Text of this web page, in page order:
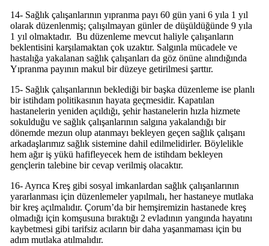
14- Sağlık çalışanlarının yıpranma payı 60 gün yani 6 yıla 1 yıl
olarak düzenlenmiş; çalışılmayan günler de düşüldüğünde 9 yıla
1 yıl olmaktadır. Bu düzenleme mevcut haliyle çalışanların
beklentisini karşılamaktan çok uzaktır. Salgınla mücadele ve
hastalığa yakalanan sağlık çalışanları da göz önüne alındığında
Yıpranma payının makul bir düzeye getirilmesi şarttır.
15- Sağlık çalışanlarının beklediği bir başka düzenleme ise planlı
bir istihdam politikasının hayata geçmesidir. Kapatılan
hastanelerin yeniden açıldığı, şehir hastanelerin hızla hizmete
sokulduğu ve sağlık çalışanlarının salgına yakalandığı bir
dönemde mezun olup atanmayı bekleyen geçen sağlık çalışanı
arkadaşlarımız sağlık sistemine dahil edilmelidirler. Böylelikle
hem ağır iş yükü hafifleyecek hem de istihdam bekleyen
gençlerin talebine bir cevap verilmiş olacaktır.
16- Ayrıca Kreş gibi sosyal imkanlardan sağlık çalışanlarının
yararlanması için düzenlemeler yapılmalı, her hastaneye mutlaka
bir kreş açılmalıdır. Çorum’da bir hemşiremizin hastanede kreş
olmadığı için komşusuna bıraktığı 2 evladının yangında hayatını
kaybetmesi gibi tarifsiz acıların bir daha yaşanmaması için bu
adım mutlaka atılmalıdır.